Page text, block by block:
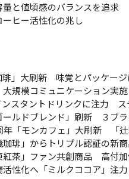
量と値頃感のバランスを追求
ーヒー活性化の兆し
琲」大刷新 味覚とパッケー
規模コミュニケーション実
スタントドリンクに注力 ス
ールドブレンド」刷新 ３ブ
「モンカフェ」大刷新 「
珈琲」からトリプル認証の新
紅茶」ファン共創商品 高付
性化へ「ミルクココア」注